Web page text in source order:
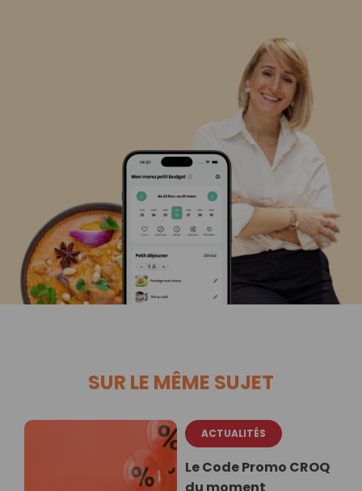
SUR LE MÊME SUJET
ACTUALITÉS
Le Code Promo CROQ
du moment